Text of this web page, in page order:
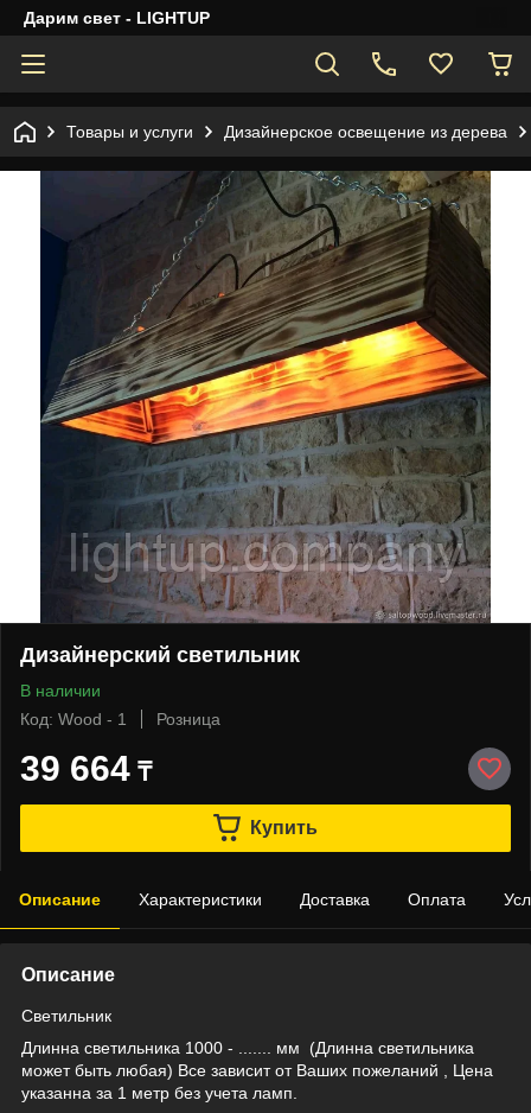
Дарим свет - LIGHTUP
Товары и услуги Дизайнерское освещение из дерева
Дизайнерский светильник
В наличии
Код: Wood - 1
Розница
39 664 ₸
Купить
Описание Характеристики Доставка Оплата
Описание
Светильник
Длинна светильника 1000 - ....... мм (Длинна светильника
может быть любая) Все зависит от Ваших пожеланий , Цена
указанна за 1 метр без учета ламп.